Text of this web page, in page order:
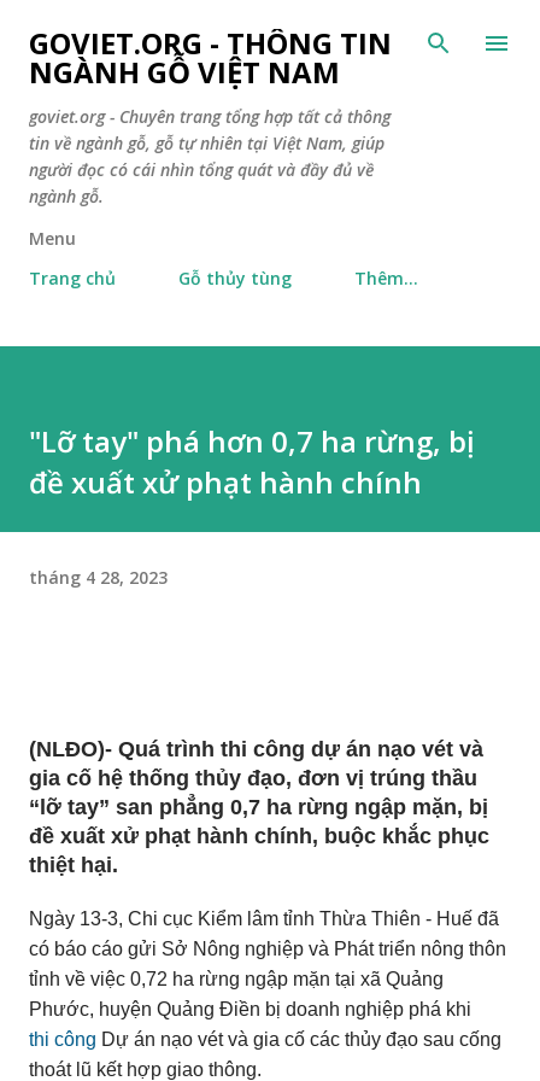
Chuyển đến nội dung chính
GOVIET.ORG - THÔNG TIN
NGÀNH GỖ VIỆT NAM
goviet.org - Chuyên trang tổng hợp tất cả thông
tin về ngành gỗ, gỗ tự nhiên tại Việt Nam, giúp
người đọc có cái nhìn tổng quát và đầy đủ về
ngành gỗ.
Menu
Trang chủ
Gỗ thủy tùng Thêm…
"Lỡ tay" phá hơn 0,7 ha rừng, bị
đề xuất xử phạt hành chính
tháng 4 28, 2023
(NLĐO)- Quá trình thi công dự án nạo vét và
gia cố hệ thống thủy đạo, đơn vị trúng thầu
“lỡ tay” san phẳng 0,7 ha rừng ngập mặn, bị
đề xuất xử phạt hành chính, buộc khắc phục
thiệt hại.
Ngày 13-3, Chi cục Kiểm lâm tỉnh Thừa Thiên - Huế đã
có báo cáo gửi Sở Nông nghiệp và Phát triển nông thôn
tỉnh về việc 0,72 ha rừng ngập mặn tại xã Quảng
Phước, huyện Quảng Điền bị doanh nghiệp phá khi
thi công Dự án nạo vét và gia cố các thủy đạo sau cống
thoát lũ kết hợp giao thông.